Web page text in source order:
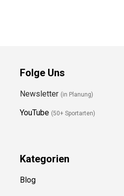
Folge Uns
Newsletter (in Planung)
YouTube (50+ Sportarten)
Kategorien
Blog